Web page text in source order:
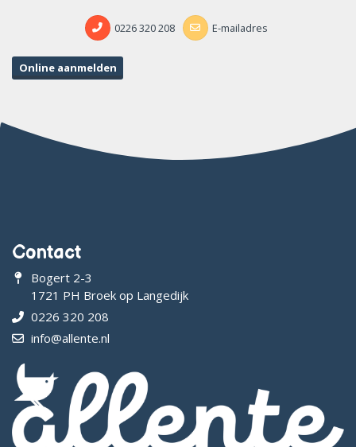
0226 320 208 E-mailadres
Online aanmelden
Contact
Bogert 2-3
1721 PH Broek op Langedijk
0226 320 208
info@allente.nl